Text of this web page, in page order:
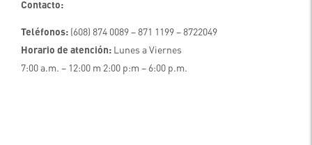
Contacto:
Teléfonos: (608) 874 0089 – 871 1199 – 8722049
Horario de atención: Lunes a Viernes
7:00 a.m. – 12:00 m 2:00 p:m – 6:00 p.m.